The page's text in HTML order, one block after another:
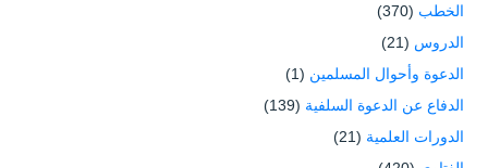
الخطب (370)
الدروس (21)
الدعوة وأحوال المسلمين (1)
الدفاع عن الدعوة السلفية (139)
الدورات العلمية (21)